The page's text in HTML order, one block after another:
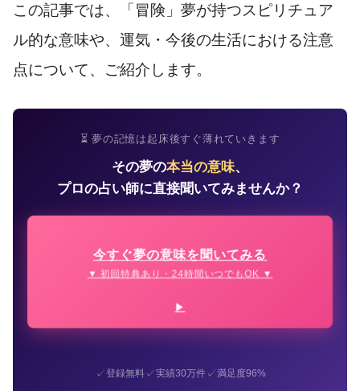
この記事では、「冒険」夢が持つスピリチュア
ル的な意味や、運気・今後の生活における注意
点について、ご紹介します。
⏳ 夢の記憶は起床後すぐ薄れていきます
その夢の本当の意味、
プロの占い師に直接聞いてみませんか？
今すぐ夢の意味を聞いてみる
▼ 初回特典あり・24時間いつでもOK ▼
✓登録無料✓実績30万件✓満足度96%